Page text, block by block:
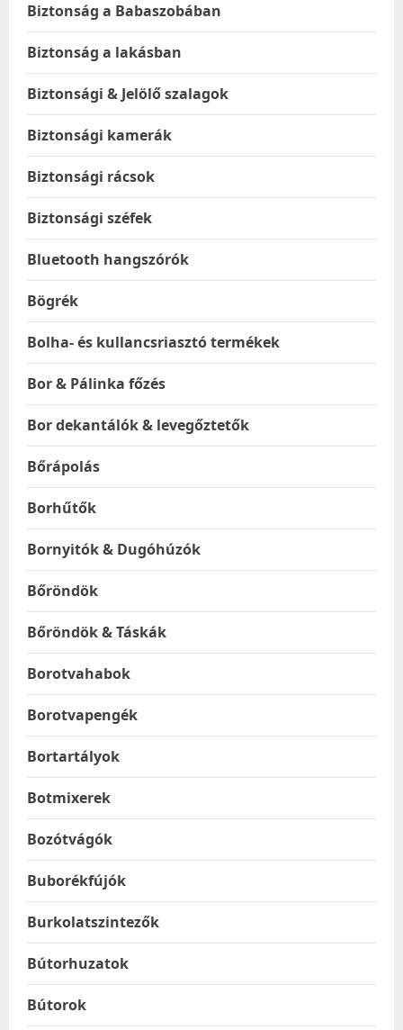
Biztonság a Babaszobában
Biztonság a lakásban
Biztonsági & Jelölő szalagok
Biztonsági kamerák
Biztonsági rácsok
Biztonsági széfek
Bluetooth hangszórók
Bögrék
Bolha- és kullancsriasztó termékek
Bor & Pálinka főzés
Bor dekantálók & levegőztetők
Bőrápolás
Borhűtők
Bornyitók & Dugóhúzók
Bőröndök
Bőröndök & Táskák
Borotvahabok
Borotvapengék
Bortartályok
Botmixerek
Bozótvágók
Buborékfújók
Burkolatszintezők
Bútorhuzatok
Bútorok